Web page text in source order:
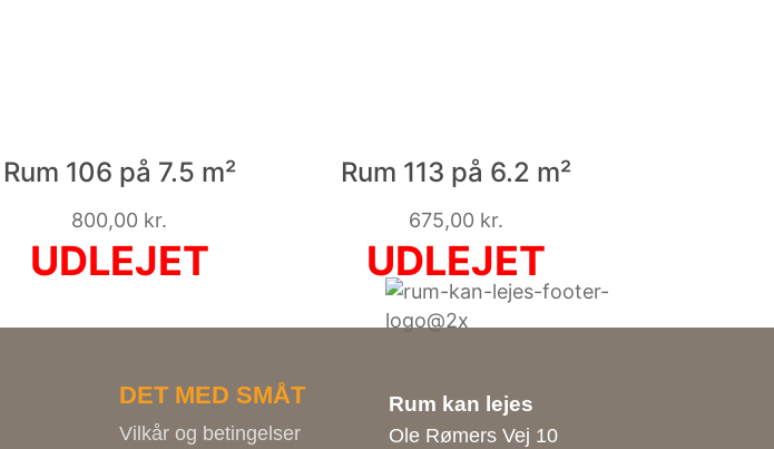
Rum 106 på 7.5 m²
800,00 kr.
Rum 113 på 6.2 m²
675,00 kr.
DET MED SMÅT
Vilkår og betingelser
Rum kan lejes
Ole Rømers Vej 10